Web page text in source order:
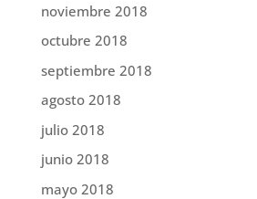
noviembre 2018
octubre 2018
septiembre 2018
agosto 2018
julio 2018
junio 2018
mayo 2018